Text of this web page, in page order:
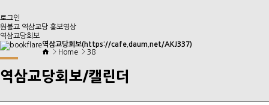
로그인
원불교 역삼교당 홍보영상
역삼교당회보
역삼교당회보(https://cafe.daum.net/AKJ337)
Home
38
역삼교당회보/캘린더